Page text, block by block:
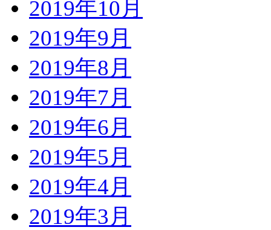
2019年10月
2019年9月
2019年8月
2019年7月
2019年6月
2019年5月
2019年4月
2019年3月